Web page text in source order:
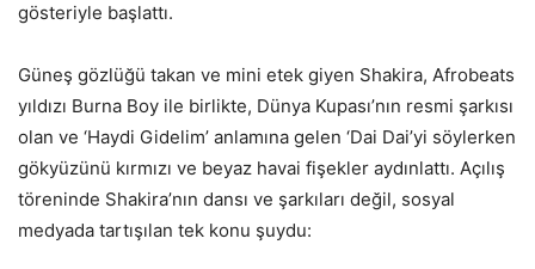
gösteriyle başlattı.
Güneş gözlüğü takan ve mini etek giyen Shakira, Afrobeats
yıldızı Burna Boy ile birlikte, Dünya Kupası’nın resmi şarkısı
olan ve ‘Haydi Gidelim’ anlamına gelen ‘Dai Dai’yi söylerken
gökyüzünü kırmızı ve beyaz havai fişekler aydınlattı. Açılış
töreninde Shakira’nın dansı ve şarkıları değil, sosyal
medyada tartışılan tek konu şuydu: